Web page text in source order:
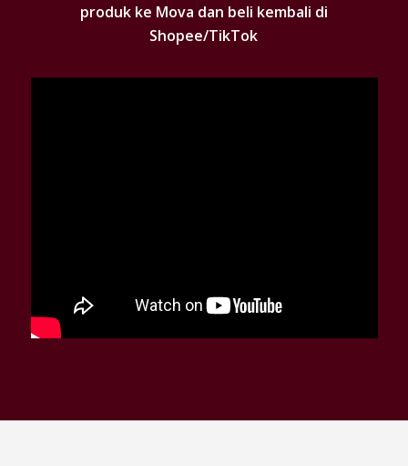
produk ke Mova dan beli kembali di
Shopee/TikTok